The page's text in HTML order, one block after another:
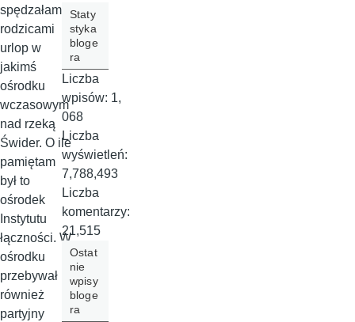
spędzałam z
rodzicami
urlop w
jakimś
ośrodku
wczasowym
nad rzeką
Świder. O ile
pamiętam
był to
ośrodek
Instytutu
łączności. W
ośrodku
przebywał
również
partyjny
Staty
styka
bloge
ra
Liczba
wpisów: 1,
068
Liczba
wyświetleń:
7,788,493
Liczba
komentarzy:
21,515
Ostat
nie
wpisy
bloge
ra